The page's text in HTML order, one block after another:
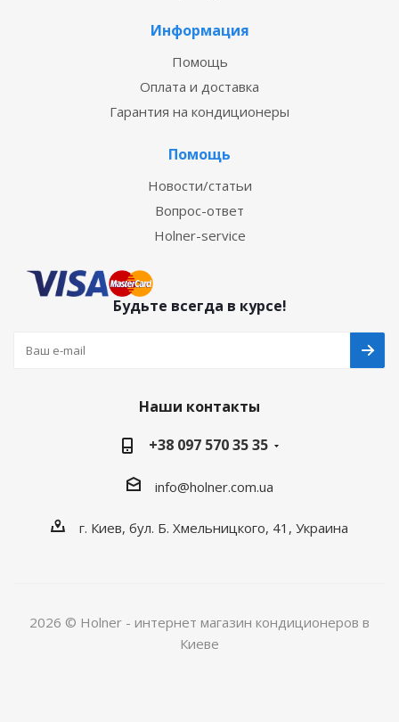
Информация
Помощь
Оплата и доставка
Гарантия на кондиционеры
Помощь
Новости/статьи
Вопрос-ответ
Holner-service
Будьте всегда в курсе!
Наши контакты
+38 097 570 35 35
info@holner.com.ua
г. Киев, бул. Б. Хмельницкого, 41, Украина
2026 © Holner - интернет магазин кондиционеров в
Киеве